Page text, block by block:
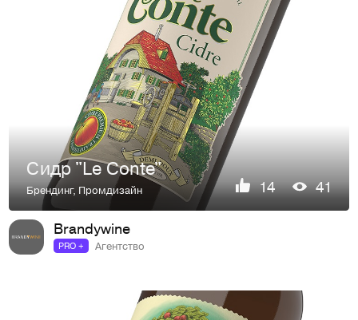
Сидр "Le Conte"
Брендинг, Промдизайн 14 41
Brandywine
PRO + Агентство